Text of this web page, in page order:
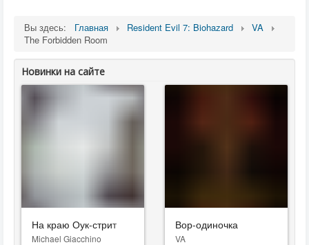
Вы здесь: Главная Resident Evil 7: Biohazard
VA
The Forbidden Room
Новинки на сайте
На краю Оук-стрит
Michael Giacchino
Вор-одиночка
VA